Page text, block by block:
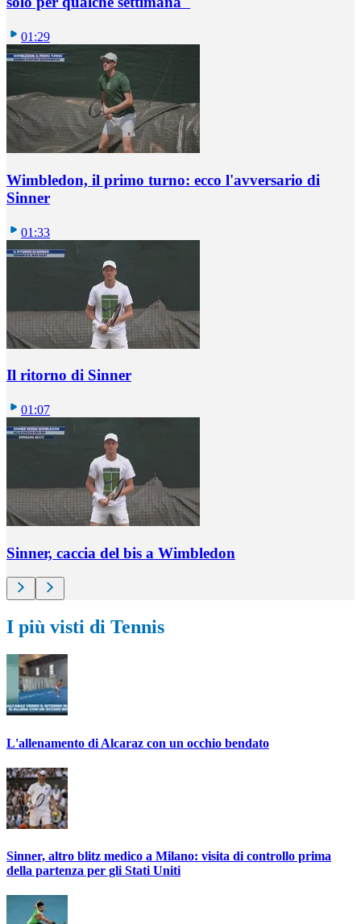
01:29
Wimbledon, il primo turno: ecco l'avversario di
Sinner
01:33
Il ritorno di Sinner
01:07
Sinner, caccia del bis a Wimbledon
I più visti di Tennis
L'allenamento di Alcaraz con un occhio bendato
Sinner, altro blitz medico a Milano: visita di controllo prima
della partenza per gli Stati Uniti